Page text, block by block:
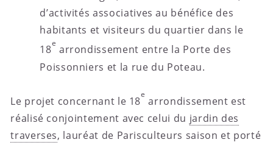
d’activités associatives au bénéfice des
habitants et visiteurs du quartier dans le
18
e
arrondissement entre la Porte des
Poissonniers et la rue du Poteau.
Le projet concernant le 18
e
arrondissement est
réalisé conjointement avec celui du jardin des
traverses, lauréat de Parisculteurs saison et porté